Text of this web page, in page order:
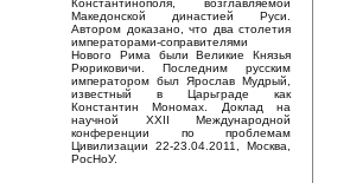
Константинополя, возглавляемой
Македонской династией Руси.
Автором доказано, что два столетия
императорами-соправителями
Нового Рима были Великие Князья
Рюриковичи. Последним русским
императором был Ярослав Мудрый,
известный в Царьграде как
Константин Мономах. Доклад на
научной XXII Международной
конференции по проблемам
Цивилизации 22-23.04.2011, Москва,
РосНоУ.